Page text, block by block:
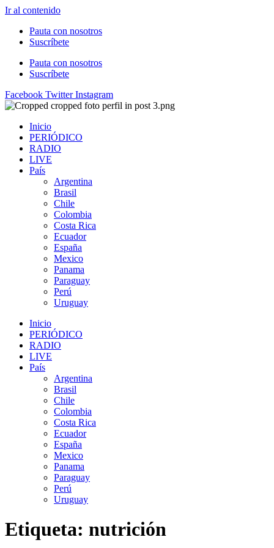
Ir al contenido
Pauta con nosotros
Suscríbete
Pauta con nosotros
Suscríbete
Facebook Twitter Instagram
Inicio
PERIÓDICO
RADIO
LIVE
País
Argentina
Brasil
Chile
Colombia
Costa Rica
Ecuador
España
Mexico
Panama
Paraguay
Perú
Uruguay
Inicio
PERIÓDICO
RADIO
LIVE
País
Argentina
Brasil
Chile
Colombia
Costa Rica
Ecuador
España
Mexico
Panama
Paraguay
Perú
Uruguay
Etiqueta: nutrición